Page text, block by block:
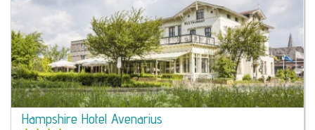
Hampshire Hotel Avenarius